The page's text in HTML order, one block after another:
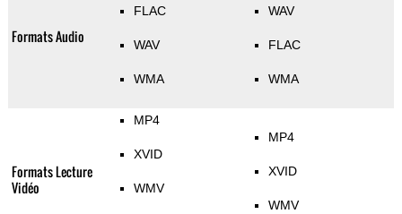
Formats Audio
FLAC
WAV
WMA
WAV
FLAC
WMA
Formats Lecture
Vidéo
MP4
XVID
WMV
MP4
XVID
WMV